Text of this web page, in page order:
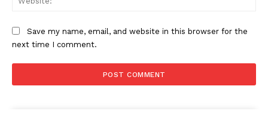
Save my name, email, and website in this browser for the
next time I comment.